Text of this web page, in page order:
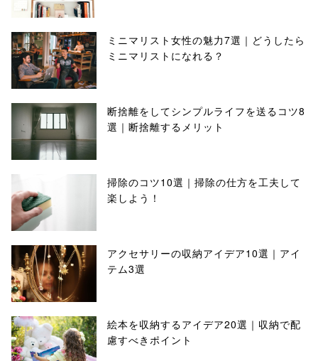
ミニマリスト女性の魅力7選｜どうしたら
ミニマリストになれる？
断捨離をしてシンプルライフを送るコツ8
選｜断捨離するメリット
掃除のコツ10選｜掃除の仕方を工夫して
楽しよう！
アクセサリーの収納アイデア10選｜アイ
テム3選
絵本を収納するアイデア20選｜収納で配
慮すべきポイント